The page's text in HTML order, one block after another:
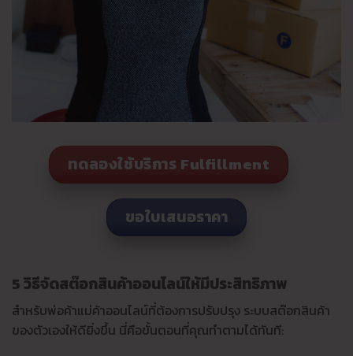
ทดลองใช้บริการ Fulfillment
ขอใบเสนอราคา
5 วิธีจัดสต๊อกสินค้าออนไลน์ให้มีประสิทธิภาพ
สำหรับพ่อค้าแม่ค้าออนไลน์ที่ต้องการปรับปรุง ระบบสต๊อกสินค้า
ของตัวเองให้ดียิ่งขึ้น นี่คือขั้นตอนที่คุณทำตามได้ทันที: